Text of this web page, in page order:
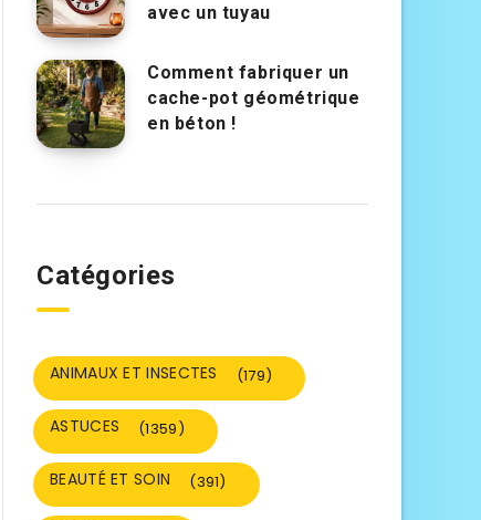
avec un tuyau
Comment fabriquer un
cache-pot géométrique
en béton !
Catégories
ANIMAUX ET INSECTES (179)
ASTUCES (1359)
BEAUTÉ ET SOIN (391)